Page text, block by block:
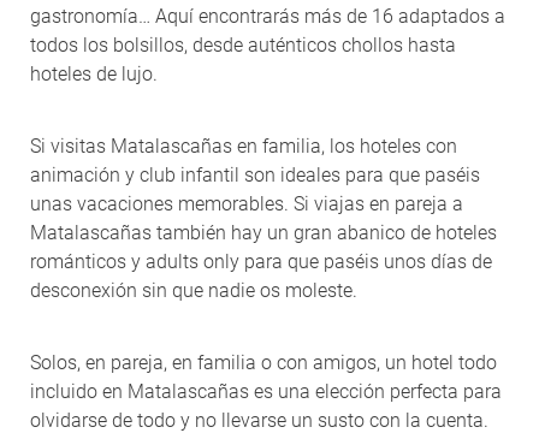
gastronomía… Aquí encontrarás más de 16 adaptados a
todos los bolsillos, desde auténticos chollos hasta
hoteles de lujo.
Si visitas Matalascañas en familia, los hoteles con
animación y club infantil son ideales para que paséis
unas vacaciones memorables. Si viajas en pareja a
Matalascañas también hay un gran abanico de hoteles
románticos y adults only para que paséis unos días de
desconexión sin que nadie os moleste.
Solos, en pareja, en familia o con amigos, un hotel todo
incluido en Matalascañas es una elección perfecta para
olvidarse de todo y no llevarse un susto con la cuenta.